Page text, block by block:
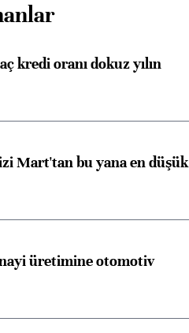
kredi oranı dokuz yılın
Mart'tan bu yana en düşük
üretimine otomotiv